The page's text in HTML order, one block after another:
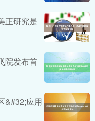
正研究是
院发布首
&#32;应用